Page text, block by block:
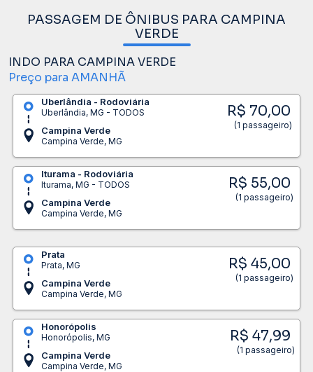
PASSAGEM DE ÔNIBUS PARA CAMPINA
VERDE
INDO PARA CAMPINA VERDE
Preço para AMANHÃ
Uberlândia - Rodoviária
Uberlândia, MG - TODOS
Campina Verde
Campina Verde, MG
R$ 70,00
(1 passageiro)
Iturama - Rodoviária
Iturama, MG - TODOS
Campina Verde
Campina Verde, MG
R$ 55,00
(1 passageiro)
Prata
Prata, MG
Campina Verde
Campina Verde, MG
R$ 45,00
(1 passageiro)
Honorópolis
Honorópolis, MG
Campina Verde
Campina Verde, MG
R$ 47,99
(1 passageiro)